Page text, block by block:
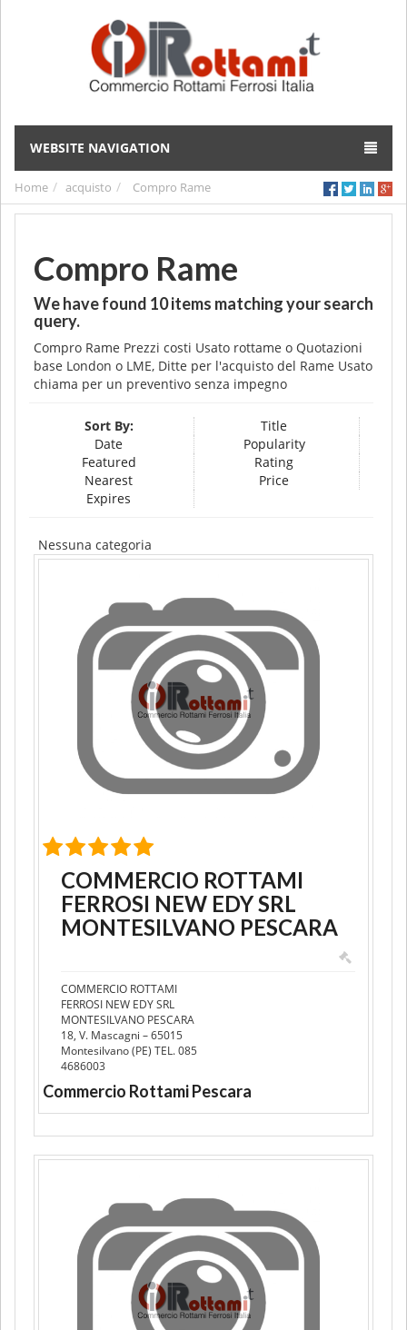
WEBSITE NAVIGATION
Home acquisto Compro Rame
Compro Rame
We have found 10items matching your search
query.
Compro Rame Prezzi costi Usato rottame o Quotazioni
base London o LME, Ditte per l'acquisto del Rame Usato
chiama per un preventivo senza impegno
Sort By:
Title
Date
Popularity
Featured
Rating
Nearest
Price
Expires
Nessuna categoria
COMMERCIO ROTTAMI
FERROSI NEW EDY SRL
MONTESILVANO PESCARA
COMMERCIO ROTTAMI
FERROSI NEW EDY SRL
MONTESILVANO PESCARA
18, V. Mascagni – 65015
Montesilvano (PE) TEL. 085
4686003
Commercio Rottami Pescara